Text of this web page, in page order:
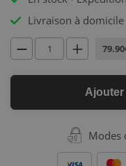
Livraison à domicile
Ajouter
Modes